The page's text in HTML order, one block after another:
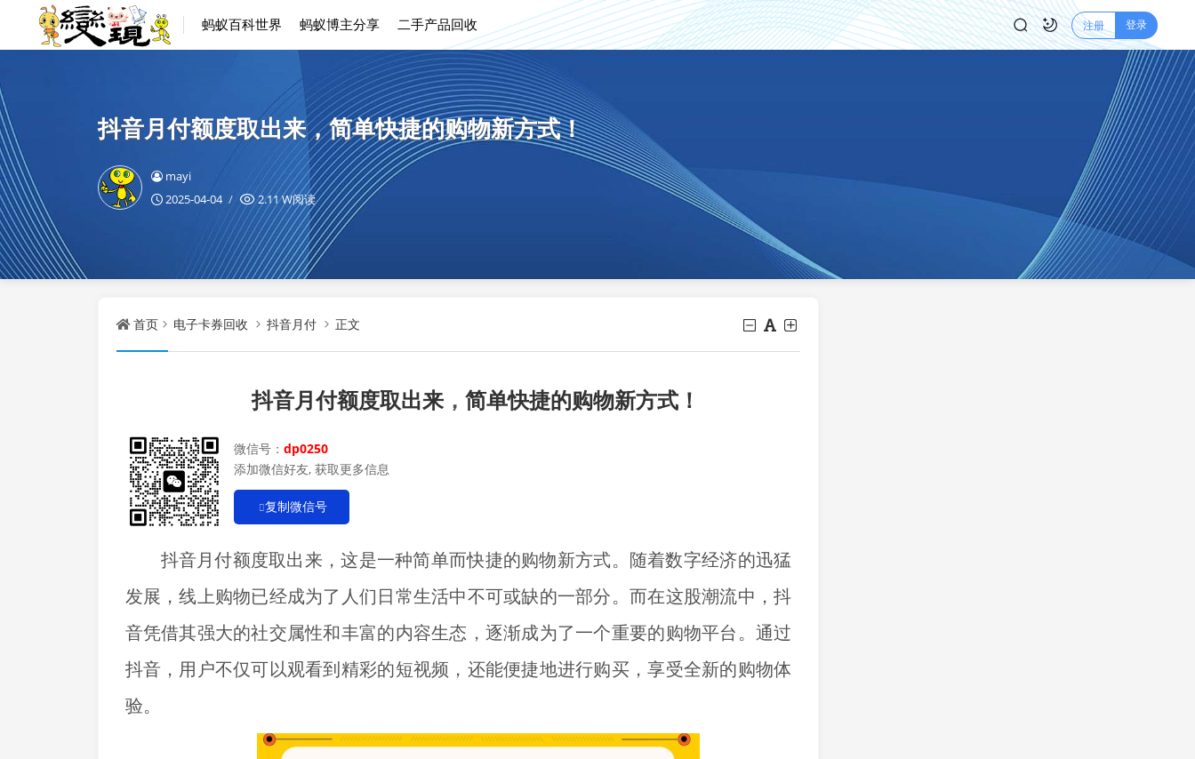
蚂蚁百科世界 蚂蚁博主分享 二手产品回收 注册 登录
抖音月付额度取出来，简单快捷的购物新方式！
mayi
2025-04-04
2.11 W阅读
首页 电子卡券回收 抖音月付 正文
抖音月付额度取出来 ，简单快捷的购物新方式！
微信号： dp0250
添加微信好友, 获取更多信息
复制微信号
抖音月付额度取出来，这是一种简单而快捷的购物新方式。随着数字经济的迅猛
发展，线上购物已经成为了人们日常生活中不可或缺的一部分。而在这股潮流中，抖
音凭借其强大的社交属性和丰富的内容生态，逐渐成为了一个重要的购物平台。通过
抖音，用户不仅可以观看到精彩的短视频，还能便捷地进行购买，享受全新的购物体
验。